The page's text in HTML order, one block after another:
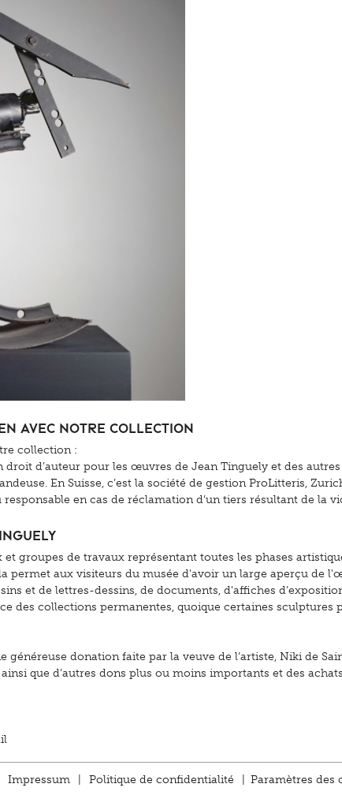
avec notre collection
collection :
d’auteur pour les œuvres de Jean Tinguely et des
En Suisse, c’est la société de gestion ProLitteris,
en cas de réclamation d’un tiers résultant de la
groupes de travaux représentant toutes les phases
permet aux visiteurs du musée d'avoir un large aperçu de
et de lettres-dessins, de documents, d'affiches
des collections permanentes, quoique certaines
donation faite par la veuve de l’artiste, Niki de
que d’autres dons plus ou moins importants et des
Impressum Politique de confidentialité Paramètres des